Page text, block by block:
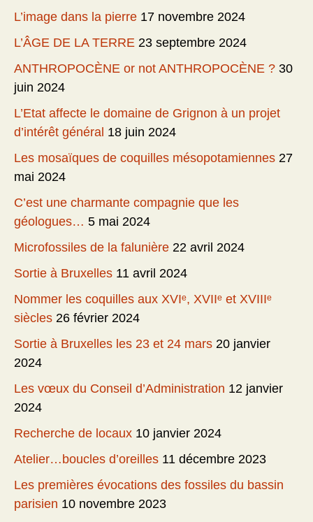
L’image dans la pierre 17 novembre 2024
L’ÂGE DE LA TERRE 23 septembre 2024
ANTHROPOCÈNE or not ANTHROPOCÈNE ? 30
juin 2024
L’Etat affecte le domaine de Grignon à un projet
d’intérêt général 18 juin 2024
Les mosaïques de coquilles mésopotamiennes 27
mai 2024
C’est une charmante compagnie que les
géologues… 5 mai 2024
Microfossiles de la falunière 22 avril 2024
Sortie à Bruxelles 11 avril 2024
Nommer les coquilles aux XVIᵉ, XVIIᵉ et XVIIIᵉ
siècles 26 février 2024
Sortie à Bruxelles les 23 et 24 mars 20 janvier
2024
Les vœux du Conseil d’Administration 12 janvier
2024
Recherche de locaux 10 janvier 2024
Atelier…boucles d’oreilles 11 décembre 2023
Les premières évocations des fossiles du bassin
parisien 10 novembre 2023